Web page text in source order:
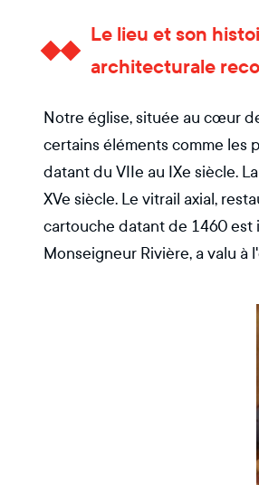
Le lieu et son
architecturale
Notre église, située au cœur
certains éléments comme les
datant du VIIe au IXe siècle.
XVe siècle. Le vitrail axial,
cartouche datant de 1460 est
Monseigneur Rivière, a valu